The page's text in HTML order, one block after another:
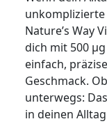
Nature’s Way
dich mit 500
einfach,
Geschmack.
unterwegs:
in deinen